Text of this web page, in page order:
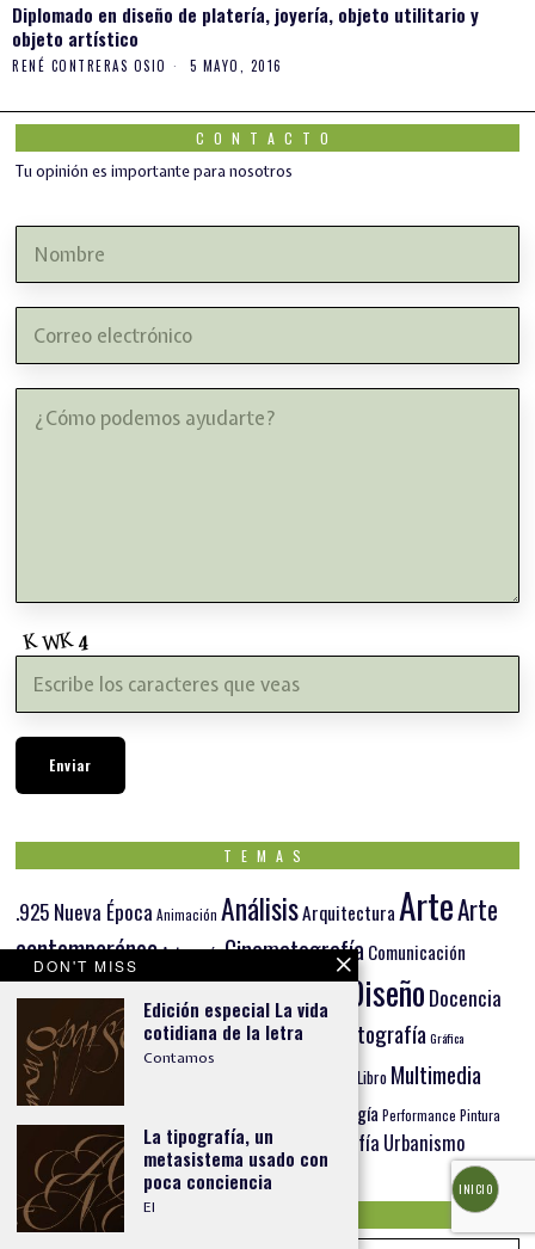
Diplomado en diseño de platería, joyería, objeto utilitario y
objeto artístico
RENÉ CONTRERAS OSIO 5 MAYO, 2016
CONTACTO
Tu opinión es importante para nosotros
TEMAS
.925 Nueva Época Animación AnálisisArquitecturaArteArte
contemporáneoArtesaníaCinematografíaComunicación
CORIEDACreatividadCultura DDT 2016 Dibujo Digital DiseñoDocencia
EditorialEntorno Entrevista EsculturaFAD Taxco Fotografía Gráfica
HistoriaIdentidad Investigación Libro Multimedia
NarrativaOrfebrería Pedagogía Performance Pintura
Platería Proceso creativoTaxco Territorio Tipografía Urbanismo
Virtualidad
EDICIONES
INICIO
DON'T MISS
Edición especial La vida
cotidiana de la letra
Contamos
La tipografía, un
metasistema usado con
poca conciencia
El